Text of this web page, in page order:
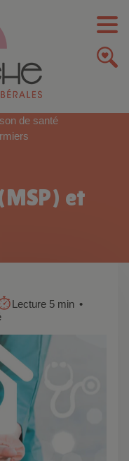
de santé
et
Lecture 5 min